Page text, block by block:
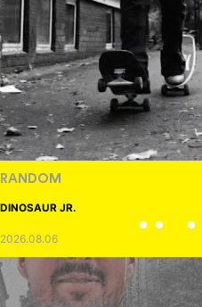
RANDOM
DINOSAUR JR.
2026.08.06